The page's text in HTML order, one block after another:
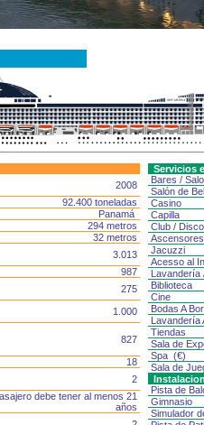
2008
92.400 toneladas
Panamá
294 metros
32 metros
3.013
987
275
1.000
827
18
2
debe tener al menos 21
años
Servicios
Bares /
Salón de
Casino
Capilla
Club /
Jacuzzi
Acesso al
Biblioteca
Cine
Bodas A
Lavandería
Tiendas
Sala de
Spa (€)
Sala de
Pista de
Gimnasio
Simulador